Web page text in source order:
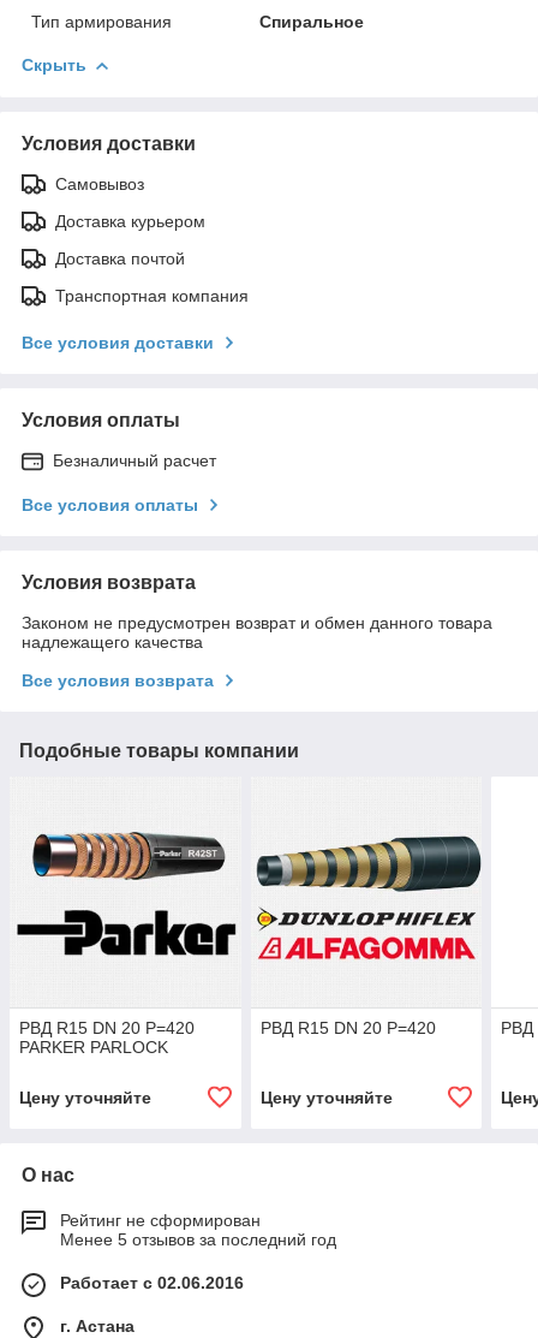
Тип армирования
Спиральное
Скрыть
Условия доставки
Самовывоз
Доставка курьером
Доставка почтой
Транспортная компания
Все условия доставки
Условия оплаты
Безналичный расчет
Все условия оплаты
Условия возврата
Законом не предусмотрен возврат и обмен данного товара
надлежащего качества
Все условия возврата
Подобные товары компании
РВД R15 DN 20 P=420
PARKER PARLOCK
Цену уточняйте
РВД R15 DN 20 P=420
Цену уточняйте
РВД
О нас
Рейтинг не сформирован
Менее 5 отзывов за последний год
Работает с 02.06.2016
г. Астана